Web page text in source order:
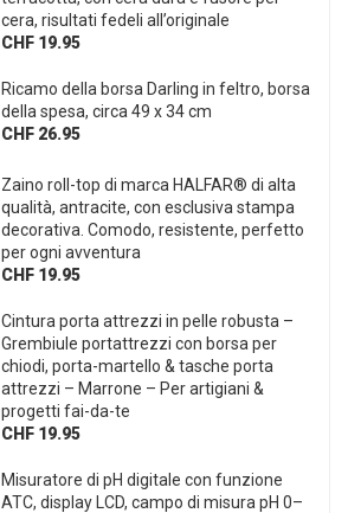
cera, risultati fedeli all’originale
CHF 19.95
Ricamo della borsa Darling in feltro, borsa
della spesa, circa 49 x 34 cm
CHF 26.95
Zaino roll-top di marca HALFAR® di alta
qualità, antracite, con esclusiva stampa
decorativa. Comodo, resistente, perfetto
per ogni avventura
CHF 19.95
Cintura porta attrezzi in pelle robusta –
Grembiule portattrezzi con borsa per
chiodi, porta-martello & tasche porta
attrezzi – Marrone – Per artigiani &
progetti fai-da-te
CHF 19.95
Misuratore di pH digitale con funzione
ATC, display LCD, campo di misura pH 0–